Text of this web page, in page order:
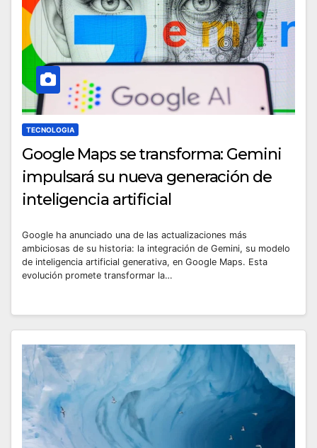
TECNOLOGIA
Google Maps se transforma: Gemini
impulsará su nueva generación de
inteligencia artificial
Google ha anunciado una de las actualizaciones más
ambiciosas de su historia: la integración de Gemini, su modelo
de inteligencia artificial generativa, en Google Maps. Esta
evolución promete transformar la…